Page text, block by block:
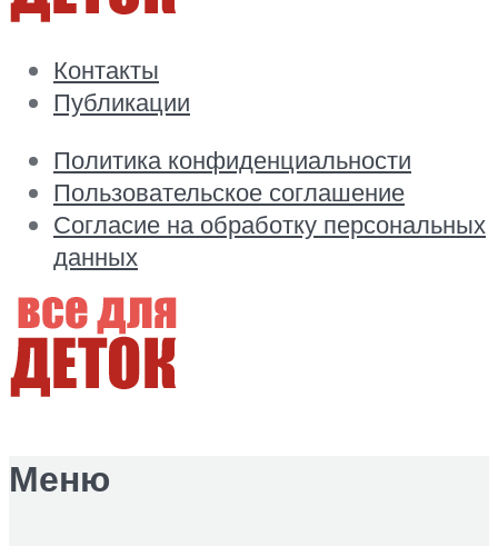
Контакты
Публикации
Политика конфиденциальности
Пользовательское соглашение
Согласие на обработку персональных
данных
Меню